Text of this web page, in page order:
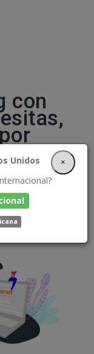
con
geniales,
soporte
alojados en
Unidos
×